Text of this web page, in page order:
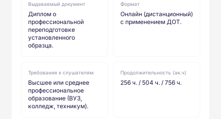
Выдаваемый документ
Диплом о
профессиональной
переподготовке
установленного
образца.
Формат
Онлайн (дистанционный)
с применением ДОТ.
Требования к слушателям
Высшее или среднее
профессиональное
образование (ВУЗ,
колледж, техникум).
Продолжительность (ак.ч)
256 ч. / 504 ч. / 756 ч.